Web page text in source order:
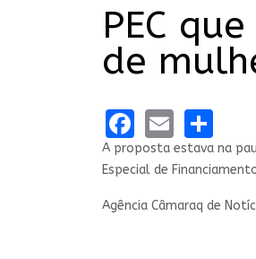
PEC
de
Facebook
Email
A proposta estava na
Especial de
Agência Câmaraq de